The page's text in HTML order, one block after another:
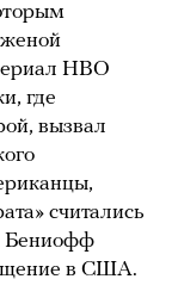
HBO
где
вызвал
считались
Бениофф
в США.